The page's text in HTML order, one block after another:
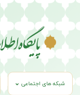
شبکه های اجتماعی